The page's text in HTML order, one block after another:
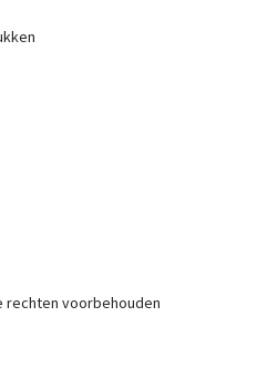
rechten voorbehouden